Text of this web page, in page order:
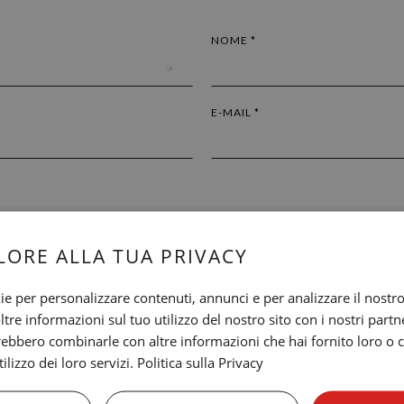
NOME *
E-MAIL *
nostro Hotel. L'utente può esercitare i propri diritti ai sensi della
ALLA TUA PRIVACY
per personalizzare contenuti, annunci e per analizzare il
informazioni sul tuo utilizzo del nostro sito con i nostri
combinarle con altre informazioni che hai fornito loro o
dei loro servizi. Politica sulla Privacy